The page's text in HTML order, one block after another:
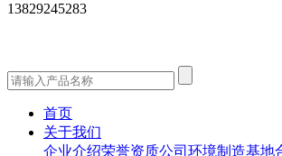
13829245283
首页
关于我们
企业介绍荣誉资质公司环境制造基地